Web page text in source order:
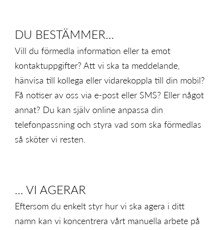
DU BESTÄMMER…
Vill du förmedla information eller ta emot
kontaktuppgifter? Att vi ska ta meddelande,
hänvisa till kollega eller vidarekoppla till din mobil?
Få notiser av oss via e-post eller SMS? Eller något
annat? Du kan själv online anpassa din
telefonpassning och styra vad som ska förmedlas
så sköter vi resten.
… VI AGERAR
Eftersom du enkelt styr hur vi ska agera i ditt
namn kan vi koncentrera vårt manuella arbete på